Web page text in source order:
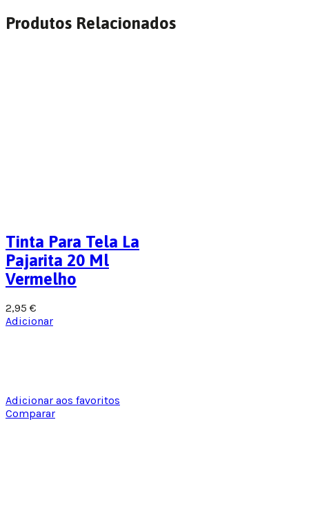
Produtos Relacionados
Adicionar aos favoritos
Comparar
Tinta Para Tela La
Pajarita 20 Ml
Vermelho
2,95 €
Adicionar